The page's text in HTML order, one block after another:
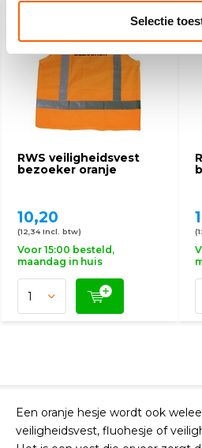
Selectie
RWS veiligheidsvest
bezoeker oranje
10,20
(12,34 Incl. btw)
Voor 15:00 besteld,
maandag in huis
Een oranje hesje wordt ook
veiligheidsvest, fluohesje of